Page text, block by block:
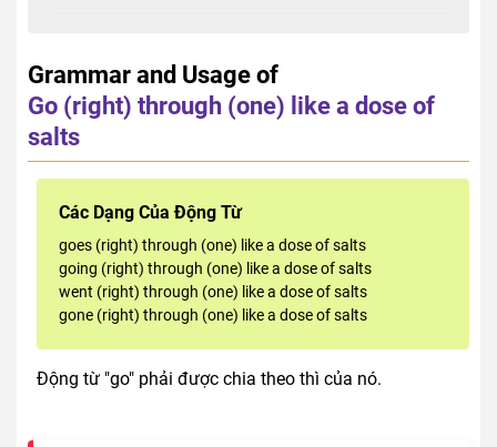
Grammar and Usage of
Go (right) through (one) like a dose of
salts
Các Dạng Của Động Từ
goes (right) through (one) like a dose of salts
going (right) through (one) like a dose of salts
went (right) through (one) like a dose of salts
gone (right) through (one) like a dose of salts
Động từ "go" phải được chia theo thì của nó.